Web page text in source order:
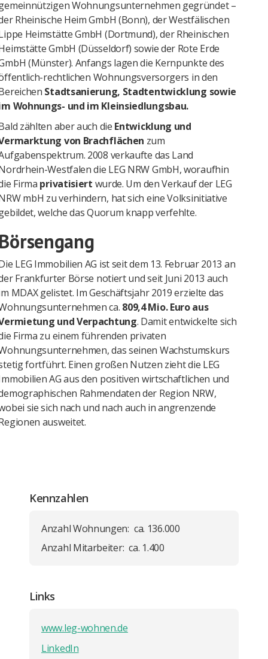
Wohnungsunternehmen gegründet –
Rheinische Heim GmbH (Bonn), der Westfälischen
Heimstätte GmbH (Dortmund), der Rheinischen
GmbH (Düsseldorf) sowie der Rote Erde
(Münster). Anfangs lagen die Kernpunkte des
rechtlichen Wohnungsversorgers in den
Stadtsanierung, Stadtentwicklung sowie
Wohnungs- und im Kleinsiedlungsbau.
zählten aber auch die Entwicklung und
von Brachflächen zum
2008 verkaufte das Land
Westfalen die LEG NRW GmbH, woraufhin
Firma privatisiert wurde. Um den Verkauf der LEG
mbH zu verhindern, hat sich eine Volksinitiative
welche das Quorum knapp verfehlte.
LEG Immobilien AG ist seit dem 13. Februar 2013 an
Frankfurter Börse notiert und seit Juni 2013 auch
MDAX gelistet. Im Geschäftsjahr 2019 erzielte das
ca. 809,4 Mio. Euro aus
und Verpachtung. Damit entwickelte sich
Firma zu einem führenden privaten
das seinen Wachstumskurs
fortführt. Einen großen Nutzen zieht die LEG
AG aus den positiven wirtschaftlichen und
Rahmendaten der Region NRW,
sie sich nach und nach auch in angrenzende
ausweitet.
Kennzahlen
Anzahl Wohnungen: ca. 136.000
Anzahl Mitarbeiter: ca. 1.400
Links
www.leg-wohnen.de
LinkedIn